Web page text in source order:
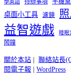
學英語 待辦事項 手機
桌面小工具 濾鏡
益智遊戲 睡眠
鬧鐘
關於本站 聯絡站長
閱電子報
WordPress